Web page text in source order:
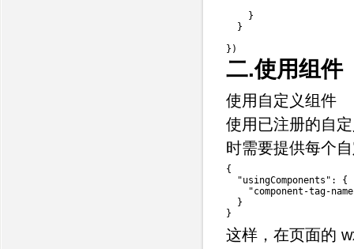
}
}
} )
二.使用组件
使用自定义组件
使用已注册的自
时需要提供每个
{
"usingComponents" :
{
"component-tag-
}
}
这样，在页面的